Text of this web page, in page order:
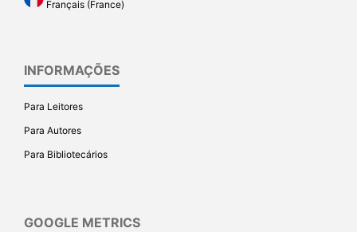
Français (France)
INFORMAÇÕES
Para Leitores
Para Autores
Para Bibliotecários
GOOGLE METRICS